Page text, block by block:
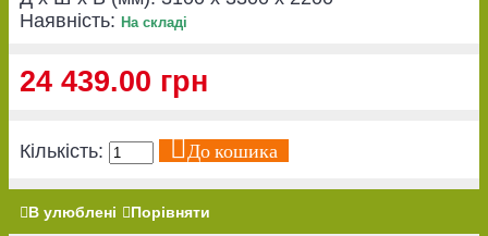
Наявність: На складі
24 439.00 грн
Кількість: До кошика
В улюблені Порівняти